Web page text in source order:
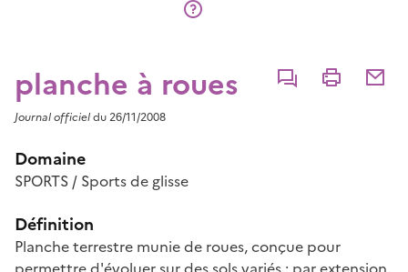
planche à roues CommenterImprimer
Journal officieldu 26/11/2008
Domaine
SPORTS / Sports de glisse
Définition
Planche terrestre munie de roues, conçue pour
permettre d'évoluer sur des sols variés ; par extension,